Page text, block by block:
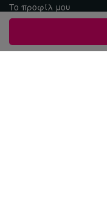
Το προφίλ μου
Ποιοι ειμαστε
Θέσεις εργασίας